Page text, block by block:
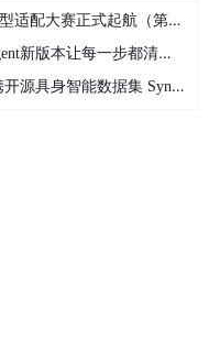
帮你快速搭框架、批量生产
大赛正式起航（第二季）
版本让每一步都清晰可见
能数据集 SynData 入驻 AtomGit